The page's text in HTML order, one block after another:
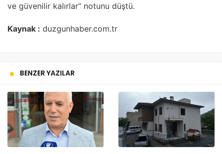
ve güvenilir kalırlar” notunu düştü.
Kaynak : duzgunhaber.com.tr
BENZER YAZILAR